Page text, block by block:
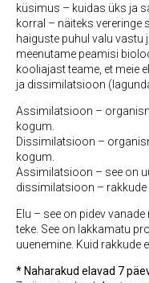
küsimus – kuidas üks ja
korral – näiteks vereringe
haiguste puhul valu vastu
meenutame peamisi
kooliajast teame, et meie
ja dissimilatsioon
Assimilatsioon –
kogum.
Dissimilatsioon –
kogum.
Assimilatsioon – see on
dissimilatsioon – rakkude
Elu – see on pidev
teke. See on lakkamatu
uuenemine. Kuid rakkude
* Naharakud elavad 7